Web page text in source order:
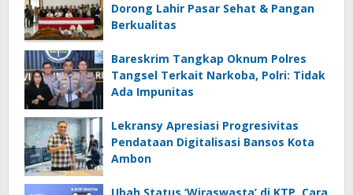
Dorong Lahir Pasar Sehat & Pangan
Berkualitas
Bareskrim Tangkap Oknum Polres
Tangsel Terkait Narkoba, Polri: Tidak
Ada Impunitas
Lekransy Apresiasi Progresivitas
Pendataan Digitalisasi Bansos Kota
Ambon